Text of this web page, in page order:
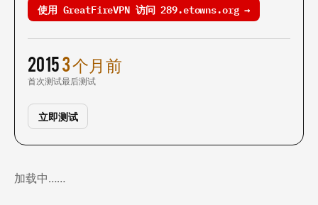
使用 GreatFireVPN 访问 289.etowns.org →
2015
首次测试
3 个月前
最后测试
立即测试
加载中……